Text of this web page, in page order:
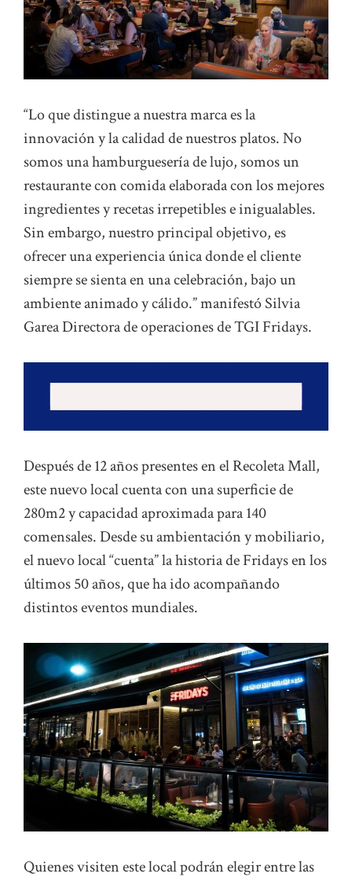
“Lo que distingue a nuestra marca es la
innovación y la calidad de nuestros platos. No
somos una hamburguesería de lujo, somos un
restaurante con comida elaborada con los mejores
ingredientes y recetas irrepetibles e inigualables.
Sin embargo, nuestro principal objetivo, es
ofrecer una experiencia única donde el cliente
siempre se sienta en una celebración, bajo un
ambiente animado y cálido.” manifestó Silvia
Garea Directora de operaciones de TGI Fridays.
Después de 12 años presentes en el Recoleta Mall,
este nuevo local cuenta con una superficie de
280m2 y capacidad aproximada para 140
comensales. Desde su ambientación y mobiliario,
el nuevo local “cuenta” la historia de Fridays en los
últimos 50 años, que ha ido acompañando
distintos eventos mundiales.
Quienes visiten este local podrán elegir entre las